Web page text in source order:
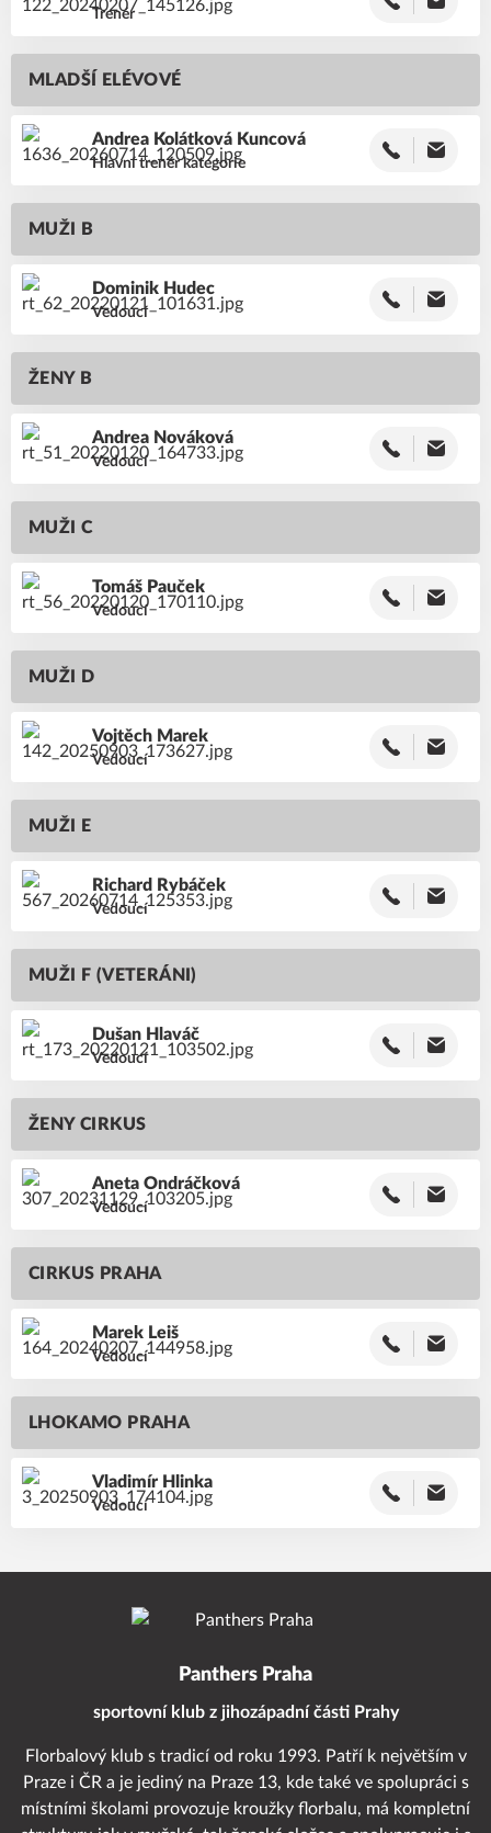
Trenér
MLADŠÍ ELÉVOVÉ
Andrea Kolátková Kuncová
Hlavní trenér kategorie
MUŽI B
Dominik Hudec
Vedoucí
ŽENY B
Andrea Nováková
Vedoucí
MUŽI C
Tomáš Pauček
Vedoucí
MUŽI D
Vojtěch Marek
Vedoucí
MUŽI E
Richard Rybáček
Vedoucí
MUŽI F (VETERÁNI)
Dušan Hlaváč
Vedoucí
ŽENY CIRKUS
Aneta Ondráčková
Vedoucí
CIRKUS PRAHA
Marek Leiš
Vedoucí
LHOKAMO PRAHA
Vladimír Hlinka
Vedoucí
Panthers Praha
sportovní klub z jihozápadní části Prahy
Florbalový klub s tradicí od roku 1993. Patří k největším v
Praze i ČR a je jediný na Praze 13, kde také ve spolupráci s
místními školami provozuje kroužky florbalu, má kompletní